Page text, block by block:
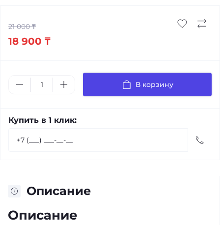
21 000 ₸
18 900 ₸
В корзину
Купить в 1 клик:
Описание
Описание